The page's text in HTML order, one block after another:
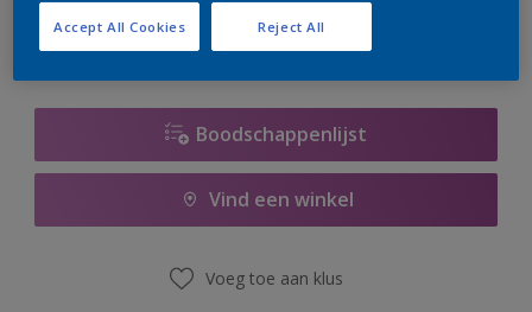
Boodschappenlijst
Vind een winkel
Voeg toe aan klus
Reject All
Accept All Cookies